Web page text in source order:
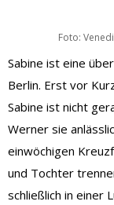
Foto:
Sabine ist eine
Berlin. Erst vor
Sabine ist nicht
Werner sie
einwöchigen
und Tochter
schließlich in einer